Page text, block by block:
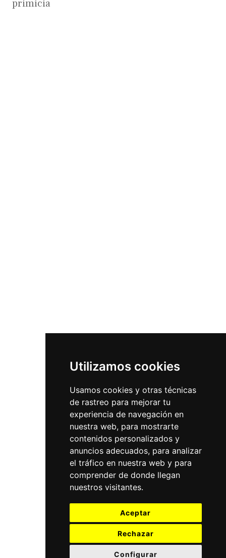
Utilizamos cookies
Usamos cookies y otras técnicas
de rastreo para mejorar tu
experiencia de navegación en
nuestra web, para mostrarte
contenidos personalizados y
anuncios adecuados, para analizar
el tráfico en nuestra web y para
comprender de donde llegan
nuestros visitantes.
Aceptar
Rechazar
Configurar
primicia